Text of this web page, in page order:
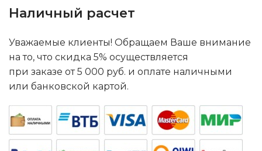
Наличный расчет
Уважаемые клиенты! Обращаем Ваше внимание
на то, что скидка 5% осуществляется
при заказе от 5 000 руб. и оплате наличными
или банковской картой.